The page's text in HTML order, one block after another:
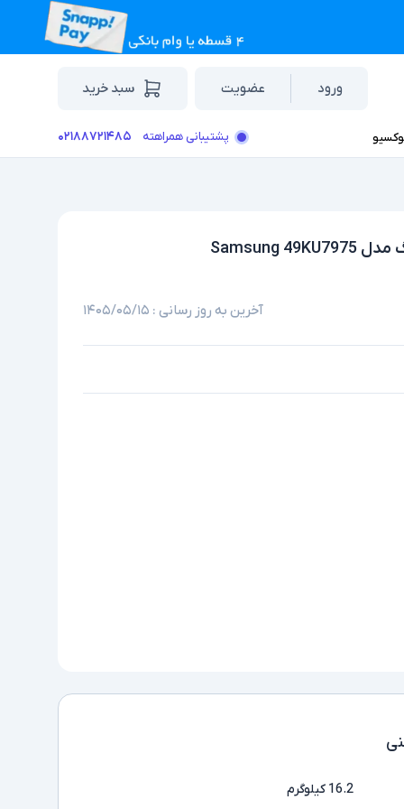
ورود عضویت سبد خرید
پشتیبانی همراهته ۰۲۱۸۸۷۲۱۴۸۵
آخرین به روز رسانی : ۱۴۰۵/۰۵/۱۵
16.2 کیلوگرم